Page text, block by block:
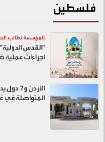
فلسطين
المؤسسة تطالب
"القدس
اجراءات عملية
الأردن
المتواصلة في